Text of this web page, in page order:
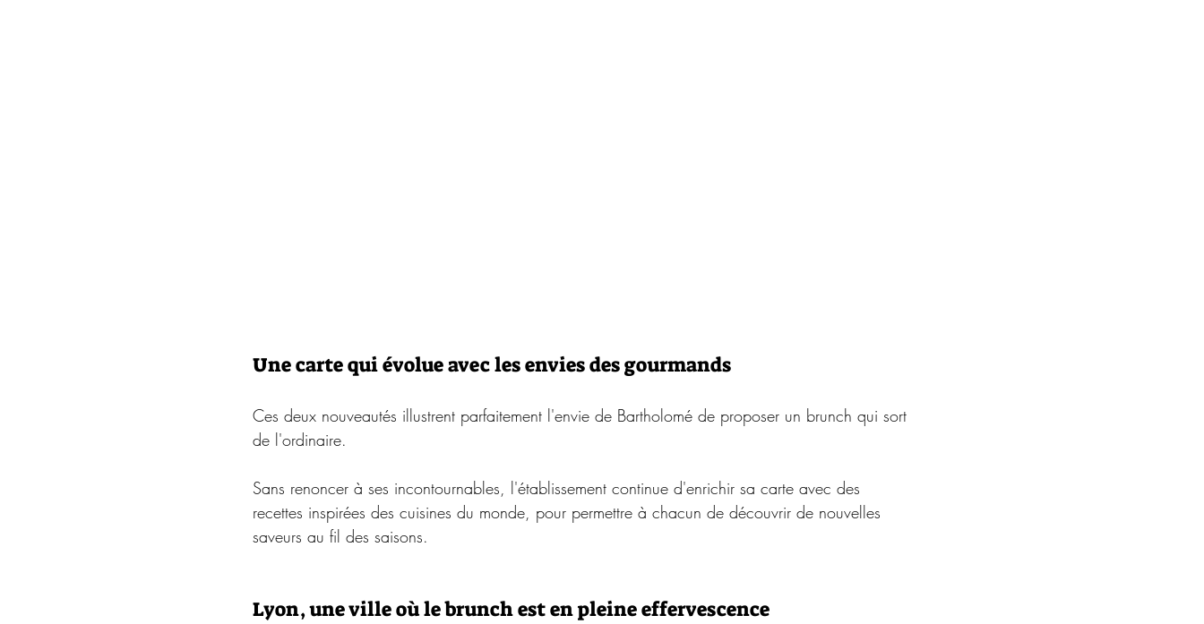
Une carte qui évolue avec les envies des gourmands
Ces deux nouveautés illustrent parfaitement l'envie de Bartholomé de proposer un brunch qui sort
de l'ordinaire.
Sans renoncer à ses incontournables, l'établissement continue d'enrichir sa carte avec des
recettes inspirées des cuisines du monde, pour permettre à chacun de découvrir de nouvelles
saveurs au fil des saisons.
Lyon, une ville où le brunch est en pleine effervescence